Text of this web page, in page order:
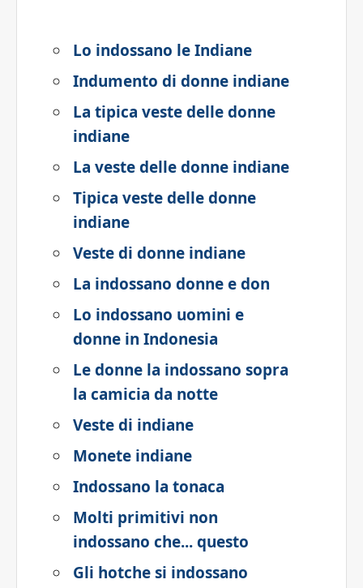
Lo indossano le Indiane
Indumento di donne indiane
La tipica veste delle donne
indiane
La veste delle donne indiane
Tipica veste delle donne
indiane
Veste di donne indiane
La indossano donne e don
Lo indossano uomini e
donne in Indonesia
Le donne la indossano sopra
la camicia da notte
Veste di indiane
Monete indiane
Indossano la tonaca
Molti primitivi non
indossano che... questo
Gli hotche si indossano